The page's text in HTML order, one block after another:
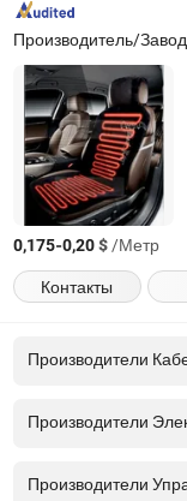
Производитель/Завод
0,175-0,20$/Метр
Контакты
Производители